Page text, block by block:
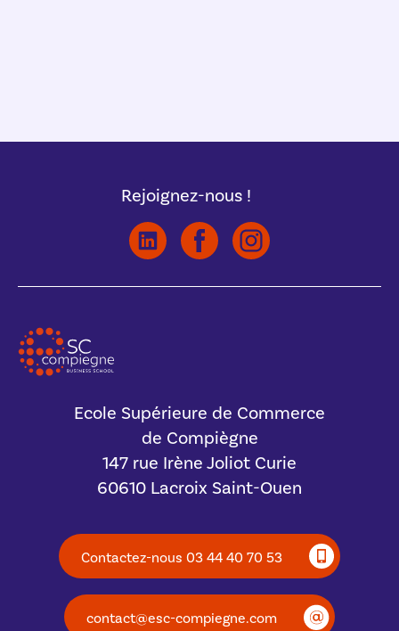
Rejoignez-nous !
Ecole Supérieure de Commerce
de Compiègne
147 rue Irène Joliot Curie
60610 Lacroix Saint-Ouen
Contactez-nous 03 44 40 70 53
contact@esc-compiegne.com